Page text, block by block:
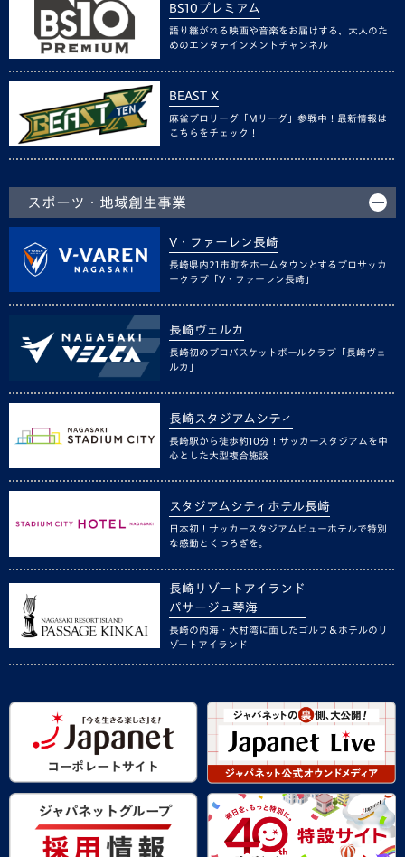
BS10プレミアム
語り継がれる映画や音楽をお届けする、大人のた
めのエンタテインメントチャンネル
BEAST X
麻雀プロリーグ「Mリーグ」参戦中！最新情報は
こちらをチェック！
スポーツ・地域創生事業
V・ファーレン長崎
長崎県内21市町をホームタウンとするプロサッカ
ークラブ「V・ファーレン長崎」
長崎ヴェルカ
長崎初のプロバスケットボールクラブ「長崎ヴェ
ルカ」
長崎スタジアムシティ
長崎駅から徒歩約10分！サッカースタジアムを中
心とした大型複合施設
スタジアムシティホテル長崎
日本初！サッカースタジアムビューホテルで特別
な感動とくつろぎを。
長崎リゾートアイランド
パサージュ琴海
長崎の内海・大村湾に面したゴルフ＆ホテルのリ
ゾートアイランド